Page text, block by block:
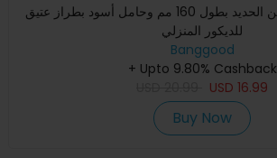
رف أنبوب صناعي من الحديد بطول 160 مم وحامل أسود بطراز عتيق
للديكور المنزلي
Banggood
+ Upto 9.80% Cashback
USD 16.99
Buy Now